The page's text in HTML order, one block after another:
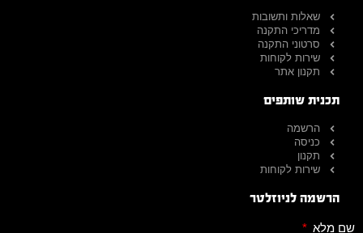
שאלות ותשובות
מדריכי התקנה
סרטוני התקנה
שירות לקוחות
תקנון אתר
תכנית שותפים
הרשמה
כניסה
תקנון
שירות לקוחות
הרשמה לניוזלטר
שם מלא